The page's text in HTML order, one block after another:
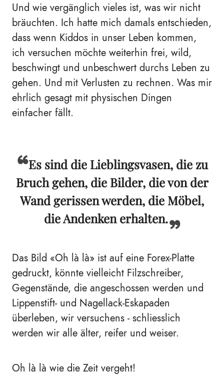
Und wie vergänglich vieles ist, was wir nicht
bräuchten. Ich hatte mich damals entschieden,
dass wenn Kiddos in unser Leben kommen,
ich versuchen möchte weiterhin frei, wild,
beschwingt und unbeschwert durchs Leben zu
gehen. Und mit Verlusten zu rechnen. Was mir
ehrlich gesagt mit physischen Dingen
einfacher fällt.
Es sind die Lieblingsvasen, die zu
Bruch gehen, die Bilder, die von der
Wand gerissen werden, die Möbel,
die Andenken erhalten.
Das Bild «Oh là là» ist auf eine Forex-Platte
gedruckt, könnte vielleicht Filzschreiber,
Gegenstände, die angeschossen werden und
Lippenstift- und Nagellack-Eskapaden
überleben, wir versuchens - schliesslich
werden wir alle älter, reifer und weiser.
Oh là là wie die Zeit vergeht!